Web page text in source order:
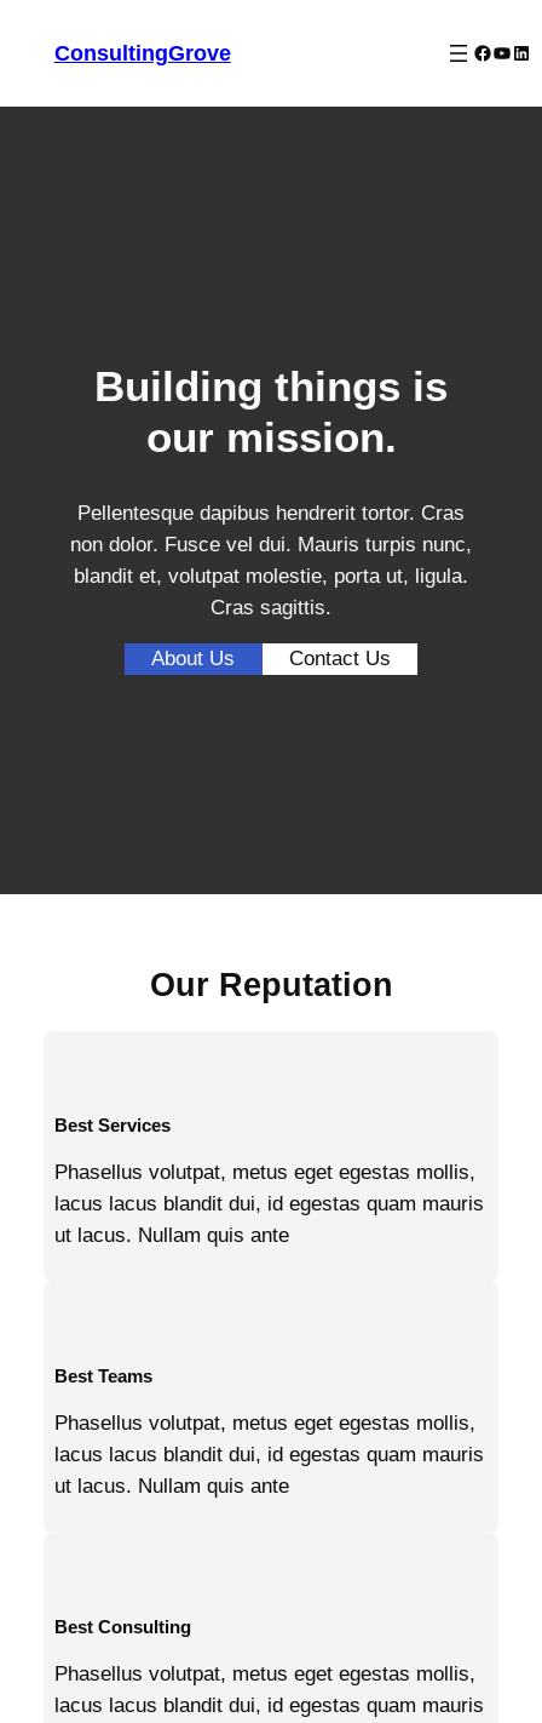
ConsultingGrove
Building things is
our mission.
Pellentesque dapibus hendrerit tortor. Cras
non dolor. Fusce vel dui. Mauris turpis nunc,
blandit et, volutpat molestie, porta ut, ligula.
Cras sagittis.
About Us Contact Us
Our Reputation
Best Services
Phasellus volutpat, metus eget egestas mollis,
lacus lacus blandit dui, id egestas quam mauris
ut lacus. Nullam quis ante
Best Teams
Phasellus volutpat, metus eget egestas mollis,
lacus lacus blandit dui, id egestas quam mauris
ut lacus. Nullam quis ante
Best Consulting
Phasellus volutpat, metus eget egestas mollis,
lacus lacus blandit dui, id egestas quam mauris